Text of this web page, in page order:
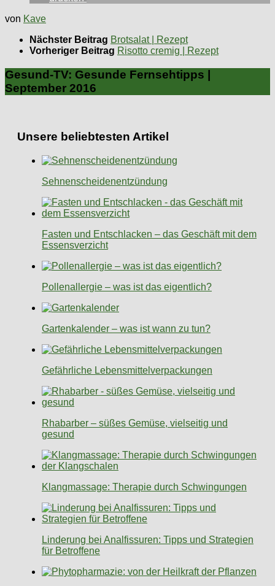
von Kave
Nächster Beitrag Brotsalat | Rezept
Vorheriger Beitrag Risotto cremig | Rezept
Gesund-TV: Gesunde Fernsehtipps |
September 2016
Unsere beliebtesten Artikel
Sehnenscheidenentzündung
Fasten und Entschlacken – das Geschäft mit dem
Essensverzicht
Pollenallergie – was ist das eigentlich?
Gartenkalender – was ist wann zu tun?
Gefährliche Lebensmittelverpackungen
Rhabarber – süßes Gemüse, vielseitig und
gesund
Klangmassage: Therapie durch Schwingungen
Linderung bei Analfissuren: Tipps und Strategien
für Betroffene